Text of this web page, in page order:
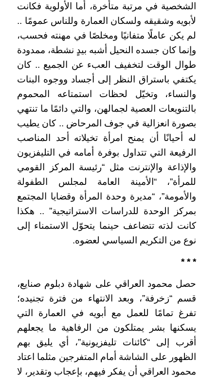
الشخصية في مرتبة متأخرة، أما الأولوية فكانت
لأبويه وشقيقه ولسكان العمارة وللناس عمومًا ..
لم يكن عاملًا متفانيًا ومخلصًا في مهنته فحسب،
وإنما كان جسده النحيل أشبه بيدٍ نشطة، ممدودة
طوال الوقت لتخفيف العبء عن الجميع .. كان
يكتفي باستراق النظر إلى أجساد ووجوه البنات
والنساء، وتخيّل لحظات استمتاعه المحموم
بالتنويعات العصية لجمالهن، والتي دائمًا ما تنتهي
بصورة انعزالية في جوف المرحاض .. كان يطيب
له أحيانًا أن يمنح امرأة تخيلاته أحد المناصب
الرفيعة التي تتداول بوفرة أمامه في التليفزيون
والإذاعة والإنترنت مثل “رئيسة المركز القومي
للمرأة”، “الأمينة العامة لمجلس الطفولة
والأمومة”، “مديرة وحدة المرأة وقضايا المجتمع
بمركز الوحدة للدراسات الاستراتيجية” .. هكذا
كانت لذته تتضاعف حينما يتحوّل الاستمناء إلى
نوع من التكريم السياسي لعضوه.
* * *
حصل محمود العراقي على شهادة دبلوم صنايع،
قسم “زخرفة”، وبعد الانتهاء من فترة تجنيده؛
تفرغ تمامًا للعمل مع أبويه في العمارة التي
يسكنها بشر يمتلكون من الرفاهية ما يجعلهم
أقرب إلى “كائنات تليفزيونية”، أي يليق بهم
الظهور على الشاشة أمام المتفرجين مثلما اعتاد
محمود العراقي أن يفكر فيهم، بإعجاب وتقدير، لا